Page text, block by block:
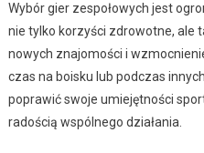
Wybór gier zespołowych jest
nie tylko korzyści zdrowotne, ale
nowych znajomości i
czas na boisku lub podczas
poprawić swoje umiejętności
radością wspólnego działania.